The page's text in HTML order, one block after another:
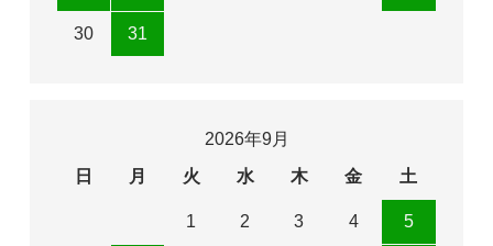
30 31
2026年9月
日
月 火 水 木 金 土
1 2 3 4 5